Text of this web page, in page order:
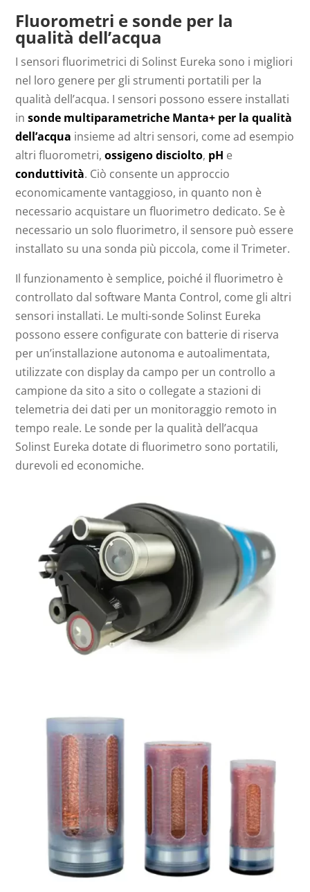
Fluorometri e sonde per la
qualità dell’acqua
I sensori fluorimetrici di Solinst Eureka sono i migliori
nel loro genere per gli strumenti portatili per la
qualità dell’acqua. I sensori possono essere installati
insonde multiparametriche Manta+ per la qualità
dell’acqua insieme ad altri sensori, come ad esempio
altri fluorometri,ossigeno disciolto, pH e
conduttività. Ciò consente un approccio
economicamente vantaggioso, in quanto non è
necessario acquistare un fluorimetro dedicato. Se è
necessario un solo fluorimetro, il sensore può essere
installato su una sonda più piccola, come il Trimeter.
Il funzionamento è semplice, poiché il fluorimetro è
controllato dal software Manta Control, come gli altri
sensori installati. Le multi-sonde Solinst Eureka
possono essere configurate con batterie di riserva
per un’installazione autonoma e autoalimentata,
utilizzate con display da campo per un controllo a
campione da sito a sito o collegate a stazioni di
telemetria dei dati per un monitoraggio remoto in
tempo reale. Le sonde per la qualità dell’acqua
Solinst Eureka dotate di fluorimetro sono portatili,
durevoli ed economiche.